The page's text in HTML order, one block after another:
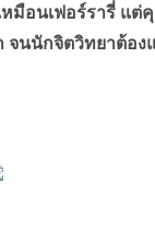
ฟอร์รารี่ แต่คุณเ
จนนักจิตวิทยาต้อ